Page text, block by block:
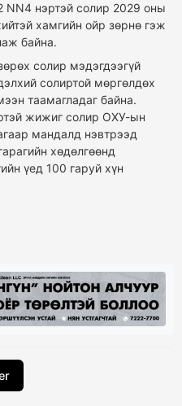
NN4 нэртэй солир 2029 оны
хамгийн ойр зөрнө гэж
байна.
солир мэдэгдээгүй
солиртой мөргөлдөх
таамагладаг байна.
жижиг солир ОХУ-ын
мандалд нэвтрээд
хөдөлгөөнд
үед 100 гаруй хүн